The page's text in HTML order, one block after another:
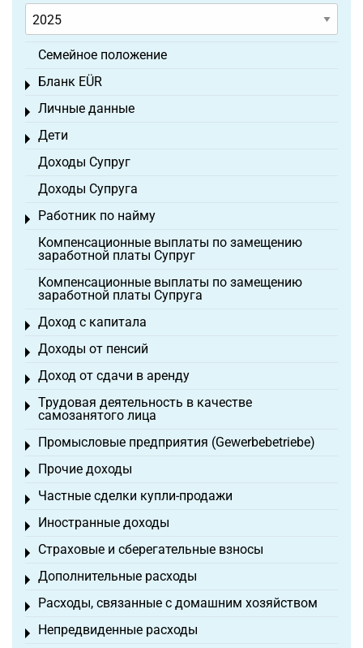
Семейное положение
Бланк EÜR
Toggle menu
Личные данные
Toggle menu
Дети
Toggle menu
Доходы Супруг
Доходы Супруга
Работник по найму
Toggle menu
Компенсационные выплаты по замещению
заработной платы Супруг
Компенсационные выплаты по замещению
заработной платы Супруга
Доход с капитала
Toggle menu
Доходы от пенсий
Toggle menu
Доход от сдачи в аренду
Toggle menu
Трудовая деятельность в качестве
самозанятого лица
Toggle menu
Промысловые предприятия (Gewerbebetriebe)
Toggle menu
Прочие доходы
Toggle menu
Частные сделки купли-продажи
Toggle menu
Иностранные доходы
Toggle menu
Страховые и сберегательные взносы
Toggle menu
Дополнительные расходы
Toggle menu
Расходы, связанные с домашним хозяйством
Toggle menu
Непредвиденные расходы
Toggle menu